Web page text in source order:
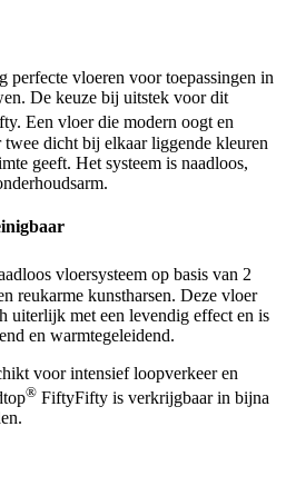
perfecte vloeren voor toepassingen in
De keuze bij uitstek voor dit
Een vloer die modern oogt en
dicht bij elkaar liggende kleuren
geeft. Het systeem is naadloos,
vloersysteem op basis van 2
reukarme kunstharsen. Deze vloer
uiterlijk met een levendig effect en is
en warmtegeleidend.
voor intensief loopverkeer en
® FiftyFifty is verkrijgbaar in bijna